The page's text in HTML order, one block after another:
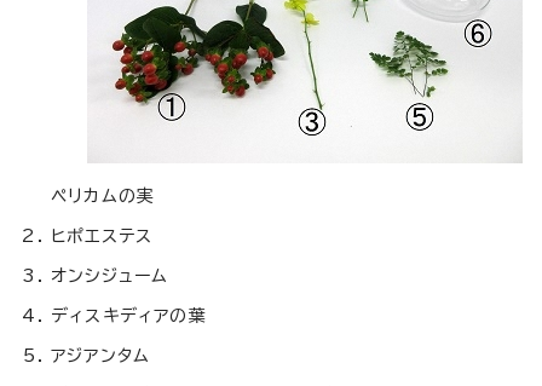
ペリカムの実
ヒポエステス
オンシジューム
ディスキディアの葉
アジアンタム